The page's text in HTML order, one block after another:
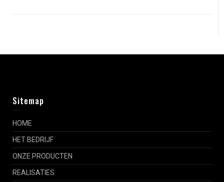
Sitemap
HOME
HET BEDRIJF
ONZE PRODUCTEN
REALISATIES